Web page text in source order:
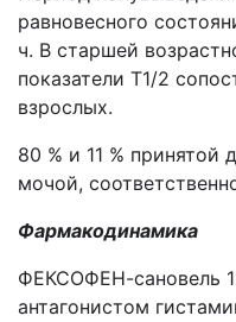
равновесного
ч. В старшей
показатели T1/2
взрослых.
80 % и 11 %
мочой,
Фармакодинамика
ФЕКСОФЕН-сановель
антагонистом